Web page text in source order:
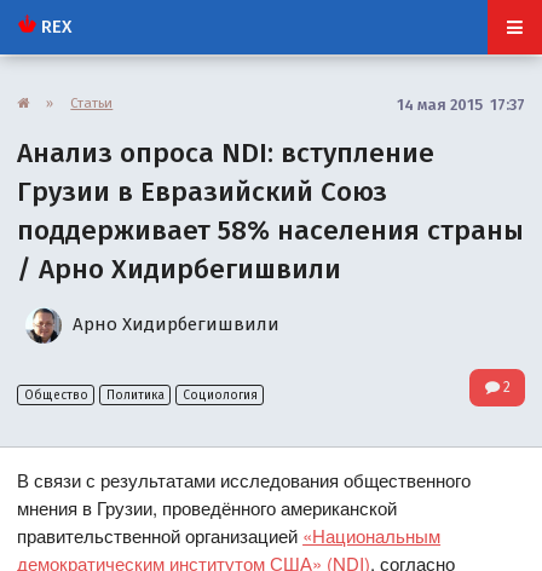
REX
» Статьи 14 мая 2015 17:37
Анализ опроса NDI: вступление
Грузии в Евразийский Союз
поддерживает 58% населения страны
/ Арно Хидирбегишвили
Арно Хидирбегишвили
Общество Политика Социология 2
В связи с результатами исследования общественного
мнения в Грузии, проведённого американской
правительственной организацией «Национальным
демократическим институтом США» (NDI), согласно